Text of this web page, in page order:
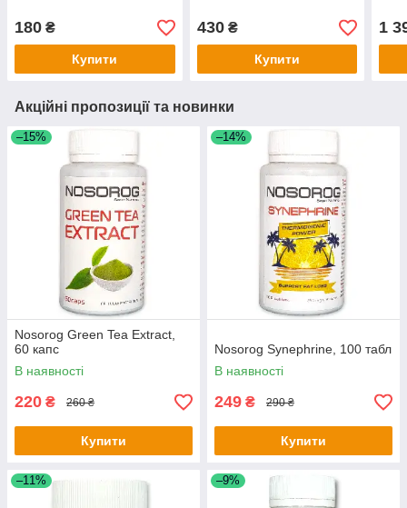
180 ₴
Купити
430₴
Купити
1
Акційні пропозиції та новинки
–15%
Nosorog Green Tea Extract,
60 капс
В наявності
220 ₴ 260 ₴
Купити
–14%
Nosorog Synephrine, 100 табл
В наявності
249 ₴ 290 ₴
Купити
–11% –9%